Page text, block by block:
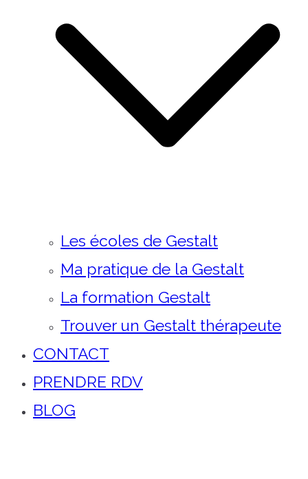
Les écoles de Gestalt
Ma pratique de la Gestalt
La formation Gestalt
Trouver un Gestalt thérapeute
CONTACT
PRENDRE RDV
BLOG